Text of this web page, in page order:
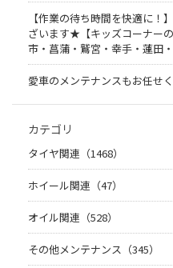
【作業の待ち時間を快適に
ざいます★【キッズコーナー
市・菖蒲・鷲宮・幸手・蓮田
愛車のメンテナンスもお任せ
カテゴリ
タイヤ関連（1468）
ホイール関連（47）
オイル関連（528）
その他メンテナンス（345）